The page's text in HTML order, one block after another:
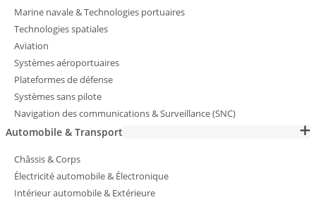
Marine navale & Technologies portuaires
Technologies spatiales
Aviation
Systèmes aéroportuaires
Plateformes de défense
Systèmes sans pilote
Navigation des communications & Surveillance (SNC)
Automobile & Transport
Châssis & Corps
Électricité automobile & Électronique
Intérieur automobile & Extérieure